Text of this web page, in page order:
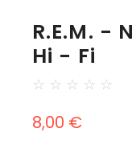
R.E.M. -
Hi - Fi
☆ ☆ ☆ ☆ ☆
8,00 €